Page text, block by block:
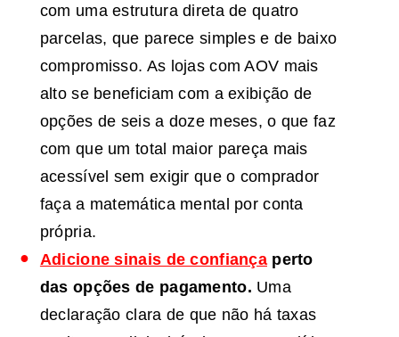
com uma estrutura direta de quatro
parcelas, que parece simples e de baixo
compromisso. As lojas com AOV mais
alto se beneficiam com a exibição de
opções de seis a doze meses, o que faz
com que um total maior pareça mais
acessível sem exigir que o comprador
faça a matemática mental por conta
própria.
Adicione sinais de confiançaperto
das opções de pagamento. Uma
declaração clara de que não há taxas